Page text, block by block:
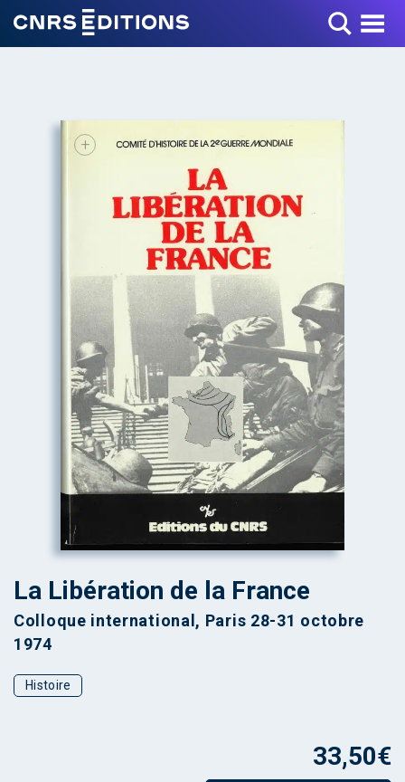
Toggle Menu
+
La Libération de la France
Colloque international, Paris 28-31 octobre
1974
Histoire
33,50€